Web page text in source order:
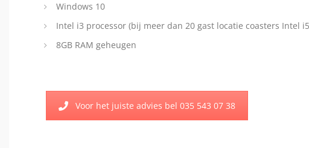
Windows 10
Intel i3 processor (bij meer dan 20 gast locatie coasters Intel
8GB RAM geheugen
Voor het juiste advies bel 035 543 07 38